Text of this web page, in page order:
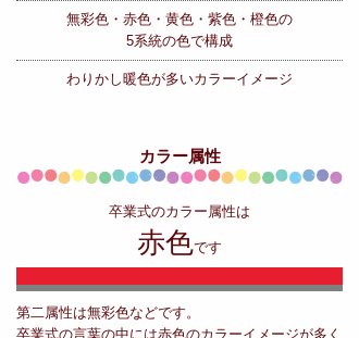
無彩色・赤色・黄色・紫色・橙色の
5系統の色で構成
わりかし暖色が多いカラーイメージ
カラー属性
卒業式のカラー属性は
赤色です
第二属性は無彩色などです。
卒業式の言葉の中には赤色のカラーイメージが多く